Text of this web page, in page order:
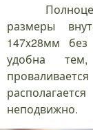
размеры
147x28мм
удобна
неподвижно.